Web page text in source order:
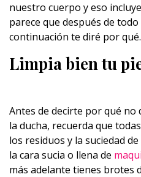
nuestro cuerpo y eso
parece que después de
continuación te diré por qué.
Limpia bien tu
Antes de decirte por qué
la ducha, recuerda que
los residuos y la suciedad
la cara sucia o llena de
más adelante tienes brotes